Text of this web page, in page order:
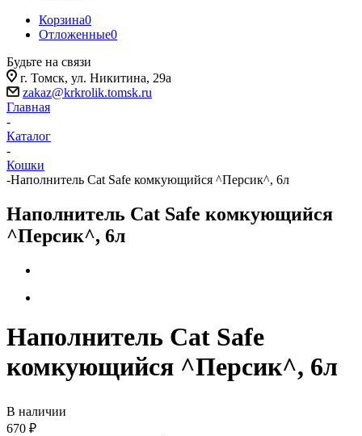
Корзина0
Отложенные0
Будьте на связи
г. Томск, ​ул. Никитина, 29а
zakaz@krkrolik.tomsk.ru
Главная
-
Каталог
-
Кошки
-Наполнитель Cat Safe комкующийся ^Персик^, 6л
Наполнитель Cat Safe комкующийся
^Персик^, 6л
Наполнитель Cat Safe
комкующийся ^Персик^, 6л
В наличии
670 ₽